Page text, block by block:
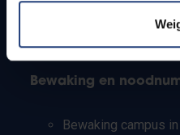
Bewaking en
Bewaking campus